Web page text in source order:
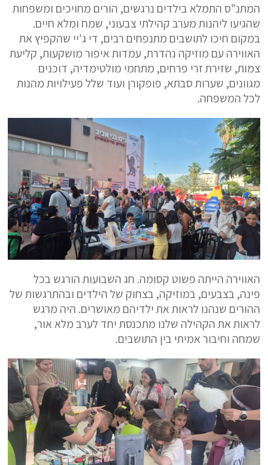
המתנ"ס התמלא בילדים נרגשים, הורים מחויכים ומשפחות
שהגיעו ליהנות מערב קהילתי צבעוני, שמח ומלא חיים.
במקום חיכו לתושבים מתנפחים רבים, די ג'יי שהקפיץ את
האווירה עם מוזיקה נהדרת, עמדות איפור מושקעות, קליעת
צמות, שזירת זרי פרחים, מתחמי מולטימדיה, דוכנים
מגוונים, שערות סבתא, פופקורן ועוד שלל פעילויות מהנות
לכל המשפחה.
האווירה הייתה פשוט קסומה. חג השבועות הורגש בכל
פינה, בצבעים, במוזיקה, בצחוק של הילדים ובהתרגשות של
ההורים שנהנו לראות את ילדיהם מאושרים. היה מרגש
לראות את הקהילה שלנו מתכנסת יחד לערב מלא אור,
שמחה וחיבור אמיתי בין התושבים.